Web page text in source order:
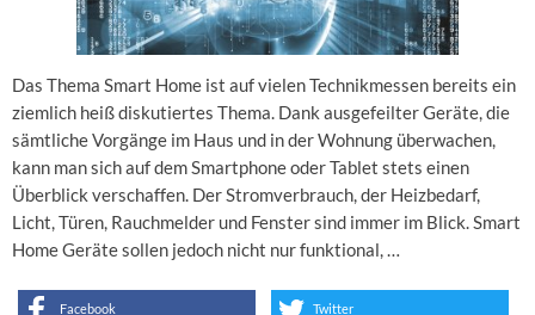
Das Thema Smart Home ist auf vielen Technikmessen bereits ein
ziemlich heiß diskutiertes Thema. Dank ausgefeilter Geräte, die
sämtliche Vorgänge im Haus und in der Wohnung überwachen,
kann man sich auf dem Smartphone oder Tablet stets einen
Überblick verschaffen. Der Stromverbrauch, der Heizbedarf,
Licht, Türen, Rauchmelder und Fenster sind immer im Blick. Smart
Home Geräte sollen jedoch nicht nur funktional, …
Facebook Twitter